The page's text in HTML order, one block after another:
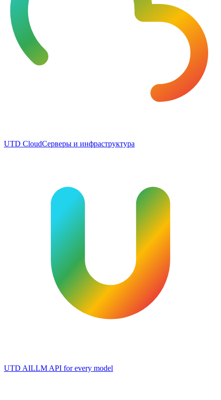
UTD CloudСерверы и инфраструктура
UTD AILLM API for every model